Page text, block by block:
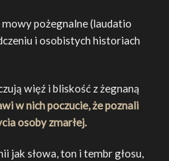
pożegnalne (laudatio
i osobistych historiach
więź i bliskość z żegnaną
w nich poczucie, że poznali
osoby zmarłej.
jak słowa, ton i tembr głosu,